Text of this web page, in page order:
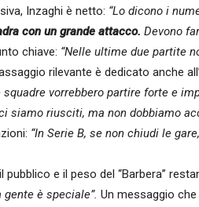
Inzaghi è netto: “Lo dicono i
con un grande attacco. Devono
chiave: “Nelle ultime due partite
rilevante è dedicato anche
squadre vorrebbero partire forte e
siamo riusciti, ma non dobbiamo
“In Serie B, se non chiudi le
e il peso del “Barbera”
è speciale”. Un messaggio